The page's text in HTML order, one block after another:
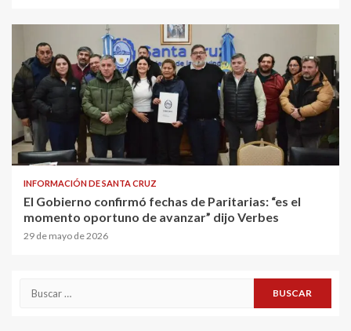
INFORMACIÓN DE SANTA CRUZ
El Gobierno confirmó fechas de Paritarias: “es el
momento oportuno de avanzar” dijo Verbes
29 de mayo de 2026
Buscar: